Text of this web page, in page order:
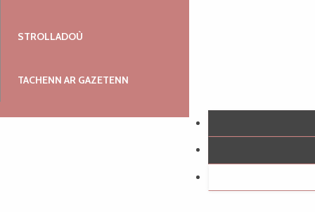
STROLLADOÙ
TACHENN AR GAZETENN